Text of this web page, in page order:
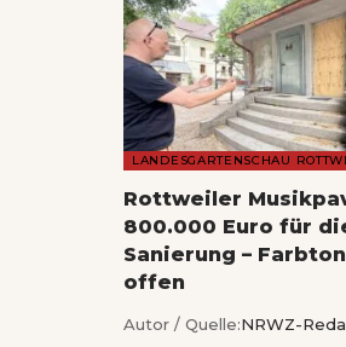
LANDESGARTENSCHAU
Rottweiler
800.000 Euro für
Sanierung –
offen
Autor / Quelle:NRWZ-